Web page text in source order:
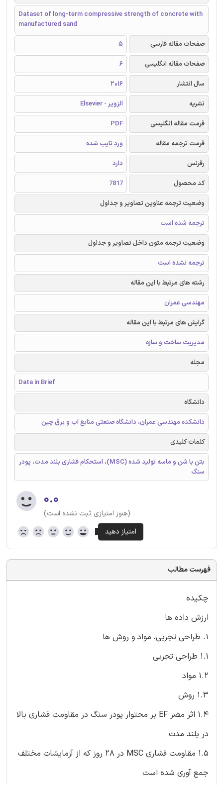
Dataset of long-term compressive strength of concrete with
manufactured sand
صفحات مقاله فارسی
5
صفحات مقاله انگلیسی
6
سال انتشار
2016
نشریه
الزویر - Elsevier
فرمت مقاله انگلیسی
PDF
فرمت ترجمه مقاله
ورد تایپ شده
رفرنس
دارد
کد محصول
7817
وضعیت ترجمه عناوین تصاویر و جداول
ترجمه شده است
وضعیت ترجمه متون داخل تصاویر و جداول
ترجمه نشده است
رشته های مرتبط با این مقاله
مهندسی عمران
گرایش های مرتبط با این مقاله
مدیریت ساخت و سازه
مجله
Data in Brief
دانشگاه
دانشکده مهندسی عمران، دانشگاه صنعتی منابع آب و برق چین
کلمات کلیدی
بتن با شن و ماسه تولید شده (MSC)، استحکام فشاری بلند مدت، پودر
سنگ
۰.۰
(هنوز امتیازی ثبت نشده است)
فهرست مطالب
چکیده
ارزش داده ها
1. طراحی تجربی، مواد و روش ها
1.1 طراحی تجربی
1.2 مواد
1.3 روش
1.4 اثر مضر EF بر محتوار پودر سنگ در مقاومت فشاری بالا
در بلند مدت
1.5 مقاومت فشاری MSC در 28 روز که از آزمایشات مختلف
جمع آوری شده است